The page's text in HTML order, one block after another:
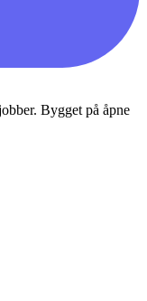
Bygget på åpne